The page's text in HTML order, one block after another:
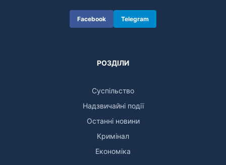
Facebook Telegram
РОЗДІЛИ
Суспільство
Надзвичайні події
Останні новини
Кримінал
Економіка